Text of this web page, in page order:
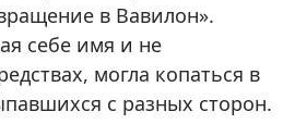
в Вавилон».
себе имя и не
могла копаться в
с разных сторон.